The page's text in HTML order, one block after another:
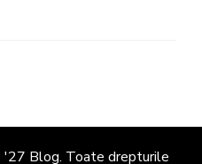
'27 Blog. Toate drepturile